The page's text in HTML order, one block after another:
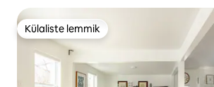
Külaliste lemmik
Külaliste lemmik